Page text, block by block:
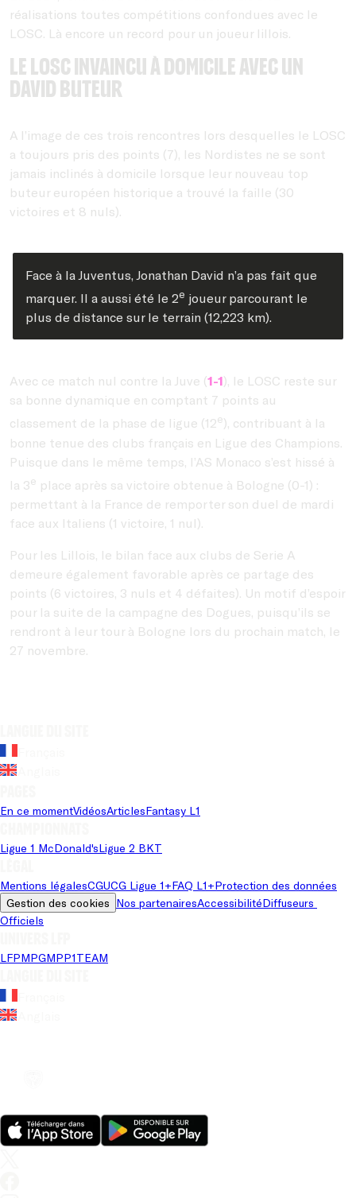
réalisations toutes compétitions confondues avec le
LOSC. Là encore un record pour un joueur lillois.
Le LOSC invaincu à domicile avec un
David buteur
A l’image de ces trois rencontres lors desquelles le LOSC
a toujours pris des points (7), les Nordistes ne se sont
jamais inclinés à domicile lorsque leur nouveau top
buteur européen historique a trouvé la faille (30
victoires et 8 nuls).
Face à la Juventus, Jonathan David n’a pas fait que
marquer. Il a aussi été le 2e joueur parcourant le
plus de distance sur le terrain (12,223 km).
Avec ce match nul contre la Juve (1-1), le LOSC reste sur
sa bonne dynamique en comptant 7 points au
classement de la phase de ligue (12e), contribuant à la
bonne tenue des clubs français en Ligue des Champions.
Puisque dans le même temps, l’AS Monaco s’est hissé à
la 3e place après sa victoire obtenue à Bologne (0-1) :
permettant à la France de remporter son duel de mardi
face aux Italiens (1 victoire, 1 nul).
Pour les Lillois, le bilan face aux clubs de Serie A
demeure également favorable après ce partage des
points (6 victoires, 3 nuls et 4 défaites). Un motif d’espoir
pour la suite de la campagne des Dogues, puisqu’ils se
rendront à leur tour à Bologne lors du prochain match, le
27 novembre.
En ce momentVidéosArticlesFantasy L1
Ligue 1 McDonald'sLigue 2 BKT
Mentions légalesCGUCG Ligue 1+FAQ L1+Protection des données
Gestion des cookies Nos partenairesAccessibilitéDiffuseurs
Officiels
LFPMPGMPP1TEAM